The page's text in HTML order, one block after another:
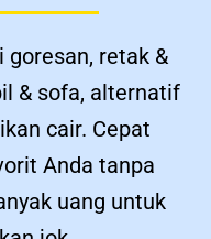
retak &
& sofa, alternatif
cair. Cepat
Anda tanpa
uang untuk